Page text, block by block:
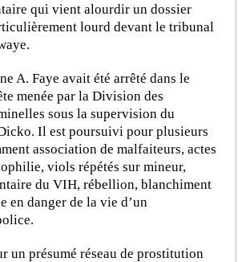
qui vient alourdir un dossier
lourd devant le tribunal
A. Faye avait été arrêté dans le
menée par la Division des
sous la supervision du
Il est poursuivi pour plusieurs
association de malfaiteurs, actes
viols répétés sur mineur,
du VIH, rébellion, blanchiment
en danger de la vie d’un
un présumé réseau de prostitution